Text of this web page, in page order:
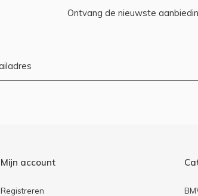
Ontvang de nieuwste
Mijn account
Registreren